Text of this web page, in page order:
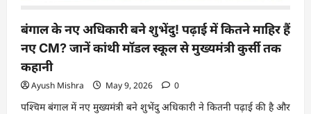
बंगाल के नए अधिकारी बने शुभेंदु! पढ़ाई में कितने माहिर हैं
नए CM? जानें कांथी मॉडल स्कूल से मुख्यमंत्री कुर्सी तक
कहानी
Ayush Mishra May 9, 2026 0
पश्चिम बंगाल में नए मुख्यमंत्री बने शुभेंदु अधिकारी ने कितनी पढ़ाई की है और